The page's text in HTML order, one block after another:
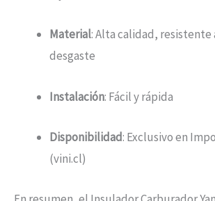
Material: Alta calidad, resistente
desgaste
Instalación: Fácil y rápida
Disponibilidad: Exclusivo en
(vini.cl)